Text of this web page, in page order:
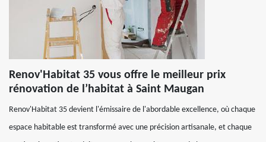
Renov'Habitat 35 vous offre le meilleur prix
rénovation de l’habitat à Saint Maugan
Renov'Habitat 35 devient l'émissaire de l'abordable excellence, où chaque
espace habitable est transformé avec une précision artisanale, et chaque